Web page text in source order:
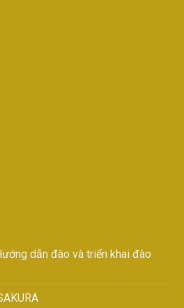
dẫn đào và triển khai đào